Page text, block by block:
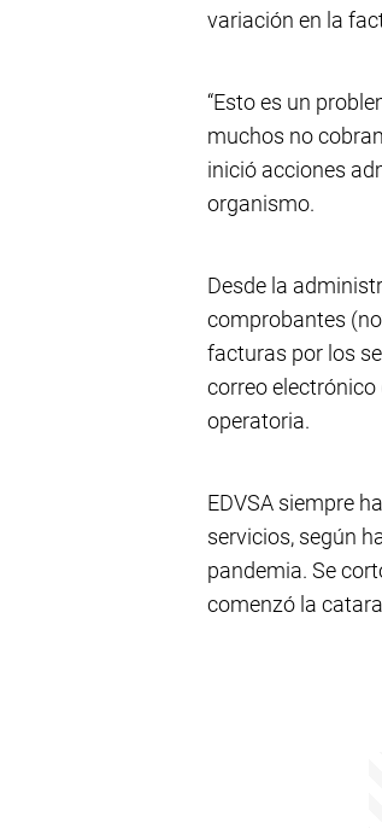
variación en la
“Esto es un
muchos no
inició acciones
organismo.
Desde la
comprobantes
facturas por los
correo
operatoria.
EDVSA siempre
servicios, según
pandemia. Se
comenzó la